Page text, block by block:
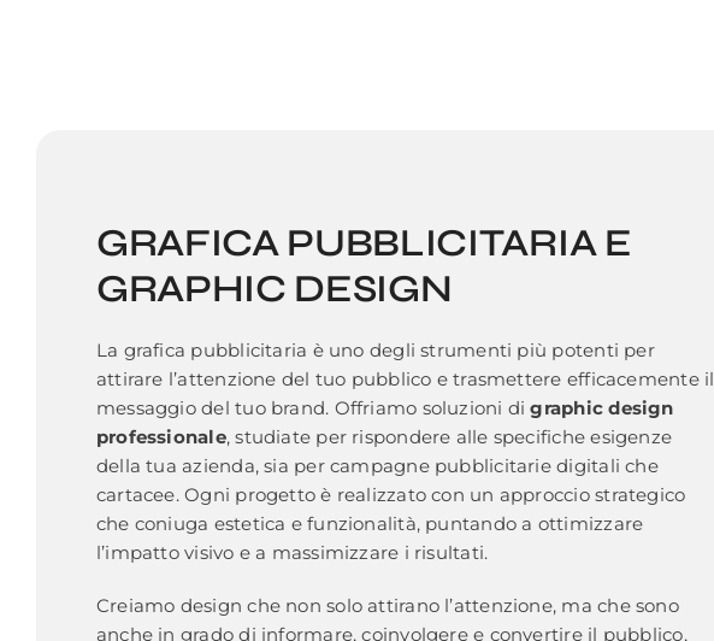
GRAFICA PUBBLICITARIA E
GRAPHIC DESIGN
La grafica pubblicitaria è uno degli strumenti più potenti per
attirare l’attenzione del tuo pubblico e trasmettere efficacemente il
messaggio del tuo brand. Offriamo soluzioni digraphic design
professionale, studiate per rispondere alle specifiche esigenze
della tua azienda, sia per campagne pubblicitarie digitali che
cartacee. Ogni progetto è realizzato con un approccio strategico
che coniuga estetica e funzionalità, puntando a ottimizzare
l’impatto visivo e a massimizzare i risultati.
Creiamo design che non solo attirano l’attenzione, ma che sono
anche in grado di informare, coinvolgere e convertire il pubblico,